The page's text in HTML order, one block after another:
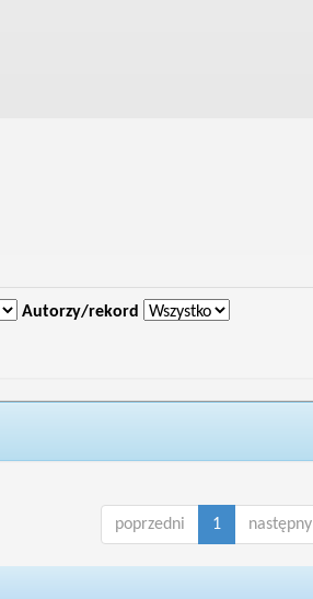
Autorzy/rekord
poprzedni 1 następny